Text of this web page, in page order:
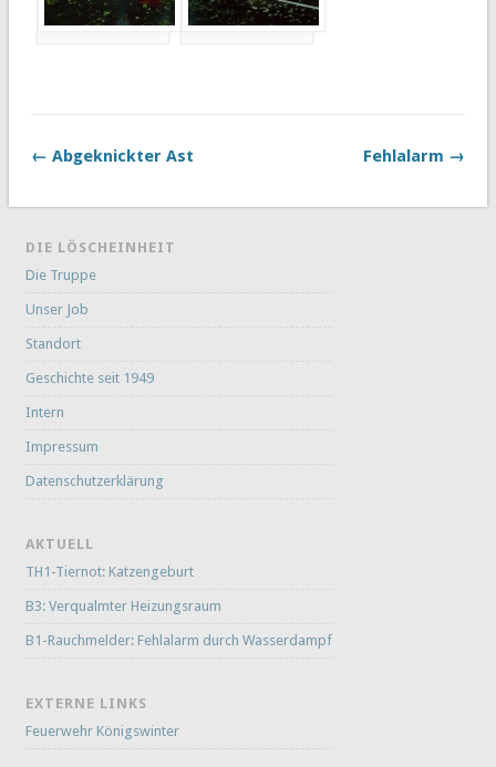
← Abgeknickter Ast Fehlalarm →
DIE LÖSCHEINHEIT
Die Truppe
Unser Job
Standort
Geschichte seit 1949
Intern
Impressum
Datenschutzerklärung
AKTUELL
TH1-Tiernot: Katzengeburt
B3: Verqualmter Heizungsraum
B1-Rauchmelder: Fehlalarm durch Wasserdampf
EXTERNE LINKS
Feuerwehr Königswinter